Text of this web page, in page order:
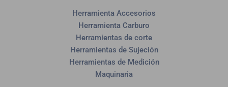
Herramienta Accesorios
Herramienta Carburo
Herramientas de corte
Herramientas de Sujeción
Herramientas de Medición
Maquinaria